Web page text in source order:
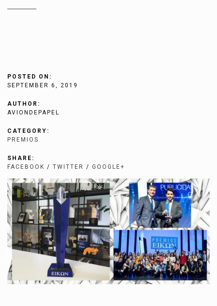
POSTED ON:
SEPTEMBER 6, 2019
AUTHOR:
AVIONDEPAPEL
CATEGORY:
PREMIOS
SHARE:
FACEBOOK / TWITTER / GOOGLE+